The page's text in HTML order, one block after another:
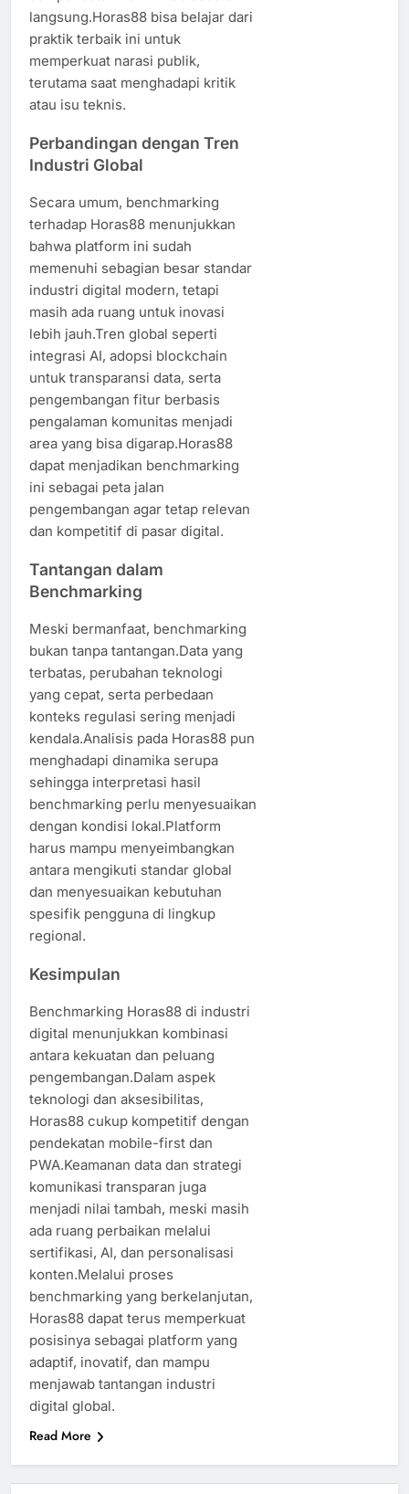
langsung.Horas88 bisa belajar dari
praktik terbaik ini untuk
memperkuat narasi publik,
terutama saat menghadapi kritik
atau isu teknis.
Perbandingan dengan Tren
Industri Global
Secara umum, benchmarking
terhadap Horas88 menunjukkan
bahwa platform ini sudah
memenuhi sebagian besar standar
industri digital modern, tetapi
masih ada ruang untuk inovasi
lebih jauh.Tren global seperti
integrasi AI, adopsi blockchain
untuk transparansi data, serta
pengembangan fitur berbasis
pengalaman komunitas menjadi
area yang bisa digarap.Horas88
dapat menjadikan benchmarking
ini sebagai peta jalan
pengembangan agar tetap relevan
dan kompetitif di pasar digital.
Tantangan dalam
Benchmarking
Meski bermanfaat, benchmarking
bukan tanpa tantangan.Data yang
terbatas, perubahan teknologi
yang cepat, serta perbedaan
konteks regulasi sering menjadi
kendala.Analisis pada Horas88 pun
menghadapi dinamika serupa
sehingga interpretasi hasil
benchmarking perlu menyesuaikan
dengan kondisi lokal.Platform
harus mampu menyeimbangkan
antara mengikuti standar global
dan menyesuaikan kebutuhan
spesifik pengguna di lingkup
regional.
Kesimpulan
Benchmarking Horas88 di industri
digital menunjukkan kombinasi
antara kekuatan dan peluang
pengembangan.Dalam aspek
teknologi dan aksesibilitas,
Horas88 cukup kompetitif dengan
pendekatan mobile-first dan
PWA.Keamanan data dan strategi
komunikasi transparan juga
menjadi nilai tambah, meski masih
ada ruang perbaikan melalui
sertifikasi, AI, dan personalisasi
konten.Melalui proses
benchmarking yang berkelanjutan,
Horas88 dapat terus memperkuat
posisinya sebagai platform yang
adaptif, inovatif, dan mampu
menjawab tantangan industri
digital global.
Read More